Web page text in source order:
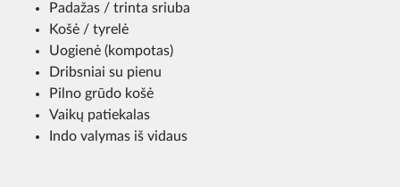
Padažas / trinta sriuba
Košė / tyrelė
Uogienė (kompotas)
Dribsniai su pienu
Pilno grūdo košė
Vaikų patiekalas
Indo valymas iš vidaus